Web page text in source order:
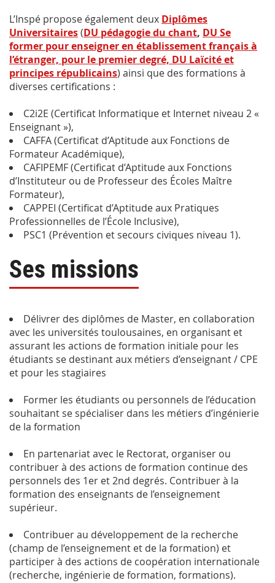
L’Inspé propose également deux Diplômes
Universitaires(DU pédagogie du chant, DU Se
former pour enseigner en établissement français à
l’étranger, pour le premier degré, DU Laïcité et
principes républicains) ainsi que des formations à
diverses certifications :
C2i2E (Certificat Informatique et Internet niveau 2 «
Enseignant »),
CAFFA (Certificat d’Aptitude aux Fonctions de
Formateur Académique),
CAFIPEMF (Certificat d’Aptitude aux Fonctions
d’Instituteur ou de Professeur des Écoles Maître
Formateur),
CAPPEI (Certificat d’Aptitude aux Pratiques
Professionnelles de l’École Inclusive),
PSC1 (Prévention et secours civiques niveau 1).
Ses missions
Délivrer des diplômes de Master, en collaboration
avec les universités toulousaines, en organisant et
assurant les actions de formation initiale pour les
étudiants se destinant aux métiers d’enseignant / CPE
et pour les stagiaires
Former les étudiants ou personnels de l’éducation
souhaitant se spécialiser dans les métiers d’ingénierie
de la formation
En partenariat avec le Rectorat, organiser ou
contribuer à des actions de formation continue des
personnels des 1er et 2nd degrés. Contribuer à la
formation des enseignants de l’enseignement
supérieur.
Contribuer au développement de la recherche
(champ de l’enseignement et de la formation) et
participer à des actions de coopération internationale
(recherche, ingénierie de formation, formations).